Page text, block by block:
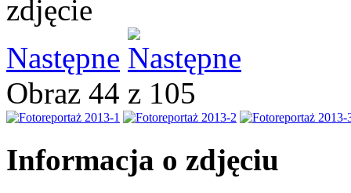
Następne
Obraz 44 z 105
Informacja o zdjęciu